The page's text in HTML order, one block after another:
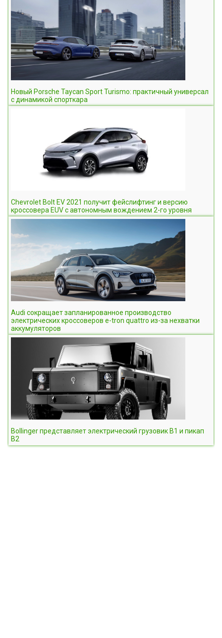
Новый Porsche Taycan Sport Turismo: практичный универсал
с динамикой спорткара
Chevrolet Bolt EV 2021 получит фейслифтинг и версию
кроссовера EUV с автономным вождением 2-го уровня
Audi сокращает запланированное производство
электрических кроссоверов e-tron quattro из-за нехватки
аккумуляторов
Bollinger представляет электрический грузовик B1 и пикап
B2